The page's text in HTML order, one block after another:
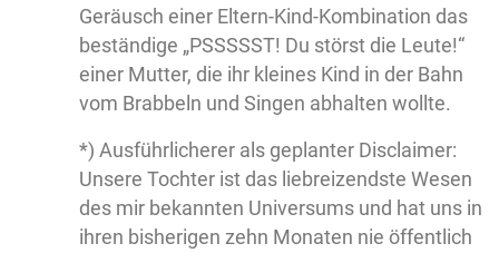
Geräusch einer Eltern-Kind-Kombination das
beständige „PSSSSST! Du störst die Leute!“
einer Mutter, die ihr kleines Kind in der Bahn
vom Brabbeln und Singen abhalten wollte.
*) Ausführlicherer als geplanter Disclaimer:
Unsere Tochter ist das liebreizendste Wesen
des mir bekannten Universums und hat uns in
ihren bisherigen zehn Monaten nie öffentlich